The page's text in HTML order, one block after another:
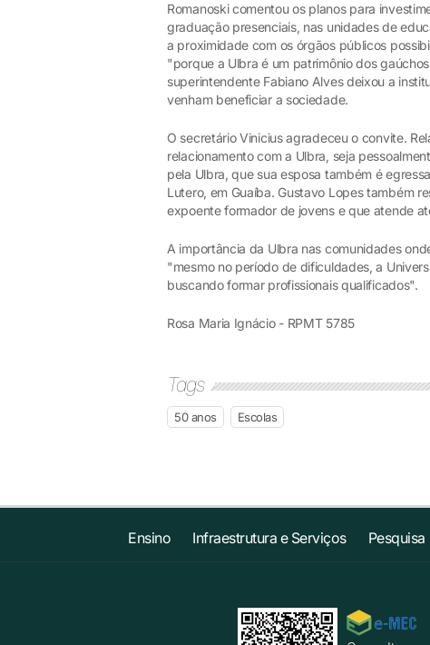
Romanoski comentou os planos para
graduação presenciais, nas unidades de
a proximidade com os órgãos públicos
"porque a Ulbra é um patrimônio dos
superintendente Fabiano Alves deixou a
venham beneficiar a sociedade.
O secretário Vinicius agradeceu o convite.
relacionamento com a Ulbra, seja
pela Ulbra, que sua esposa também é
Lutero, em Guaíba. Gustavo Lopes também
expoente formador de jovens e que atende
A importância da Ulbra nas comunidades
"mesmo no período de dificuldades, a
buscando formar profissionais qualificados".
Rosa Maria Ignácio - RPMT 5785
Tags
50 anos Escolas
Ensino Infraestrutura e Serviços Pesquisa